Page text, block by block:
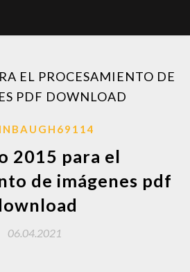
EL PROCESAMIENTO DE
PDF DOWNLOAD
2015 para el
de imágenes pdf
06.04.2021